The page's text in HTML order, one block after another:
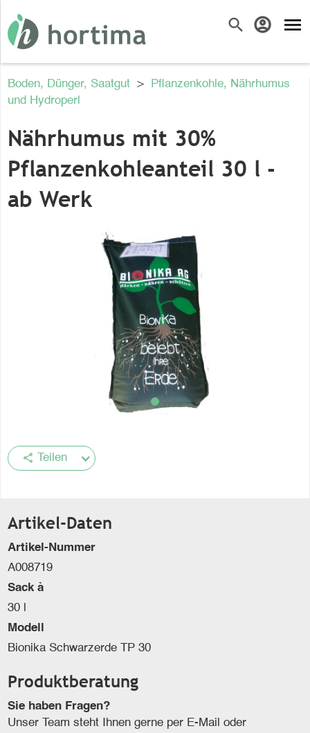
search account_circle menu
Boden, Dünger, Saatgut >
Pflanzenkohle, Nährhumus
und Hydroperl
Nährhumus mit 30%
Pflanzenkohleanteil 30 l -
ab Werk
share Teilen
Artikel-Daten
Artikel-Nummer
A008719
Sack à
30 l
Modell
Bionika Schwarzerde TP 30
Produktberatung
Sie haben Fragen?
Unser Team steht Ihnen gerne per E-Mail oder